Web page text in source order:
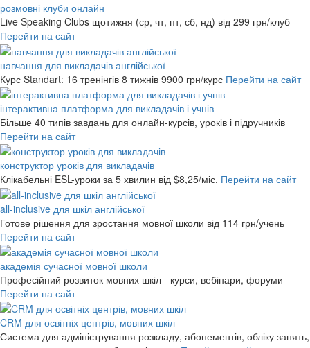
розмовні клуби онлайн
Live Speaking Clubs щотижня (ср, чт, пт, сб, нд) від 299 грн/клуб
Перейти на сайт
навчання для викладачів англійської
Курс Standart: 16 тренінгів 8 тижнів 9900 грн/курс Перейти на сайт
інтерактивна платформа для викладачів і учнів
Більше 40 типів завдань для онлайн-курсів, уроків і підручників
Перейти на сайт
конструктор уроків для викладачів
Клікабельні ESL-уроки за 5 хвилин від $8,25/міс. Перейти на сайт
all-inclusive для шкіл англійської
Готове рішення для зростання мовної школи від 114 грн/учень
Перейти на сайт
академія сучасної мовної школи
Професійний розвиток мовних шкіл - курси, вебінари, форуми
Перейти на сайт
CRM для освітніх центрів, мовних шкіл
Система для адміністрування розкладу, абонементів, обліку занять,